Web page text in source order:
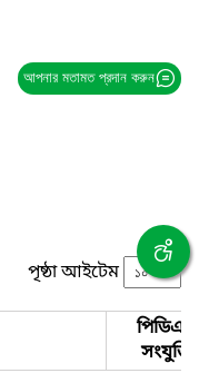
আপনার মতামত প্রদান করুন
পৃষ্ঠা আইটেম
পিডিএফ
সংযুক্তি